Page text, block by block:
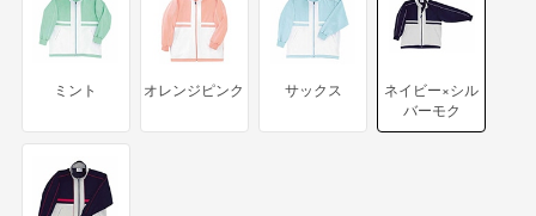
ミント オレンジピンク サックス
ネイビー×シル
バーモク